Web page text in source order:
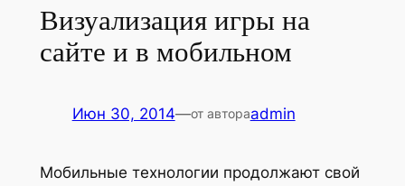
Визуализация игры на
сайте и в мобильном
Июн 30, 2014—от автораadmin
Мобильные технологии продолжают свой